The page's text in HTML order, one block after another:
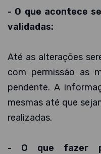
- O que acontece
validadas:
Até as alterações
com permissão as
pendente. A
mesmas até que
realizadas.
- O que fazer